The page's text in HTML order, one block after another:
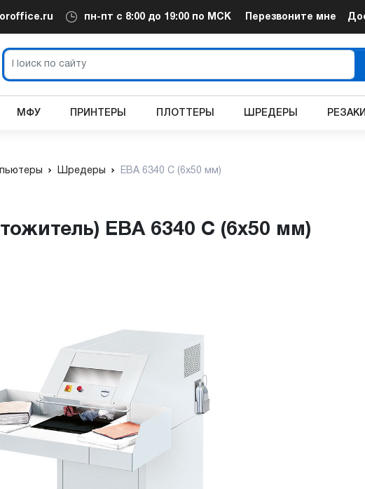
пн-пт с 8:00 до 19:00 по МСК Перезвоните мне
МФУ ПРИНТЕРЫ ПЛОТТЕРЫ ШРЕДЕРЫ РЕЗАКИ
Шредеры EBA 6340 C (6x50 мм)
EBA 6340 C (6x50 мм)